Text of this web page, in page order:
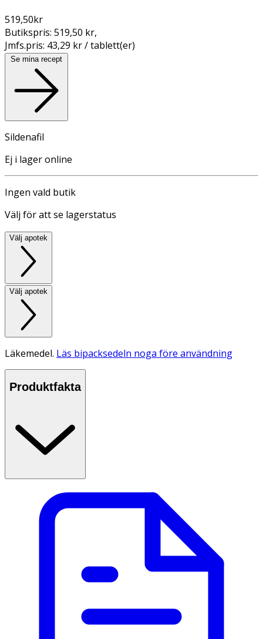
519,50kr
Butikspris: 519,50 kr,
Jmfs.pris: 43,29 kr / tablett(er)
Se mina recept
Sildenafil
Ej i lager online
Ingen vald butik
Välj för att se lagerstatus
Välj apotek
Välj apotek
Läkemedel. Läs bipacksedeln noga före användning
Produktfakta